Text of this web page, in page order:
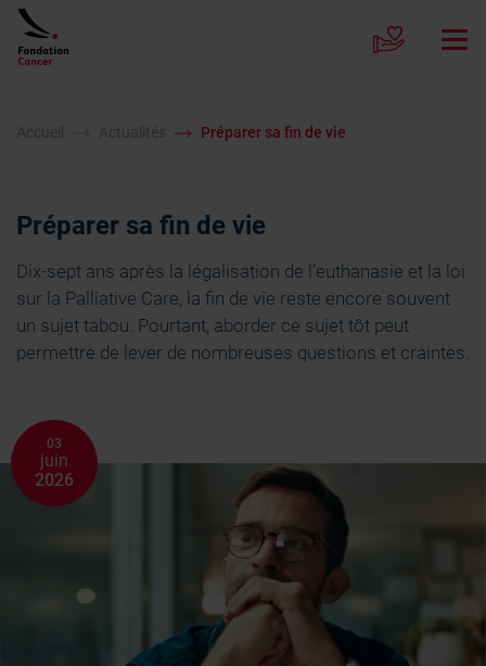
Accueil Actualités Préparer sa fin de vie
Préparer sa fin de vie
Dix-sept ans après la légalisation de l’euthanasie et la loi
sur la Palliative Care, la fin de vie reste encore souvent
un sujet tabou. Pourtant, aborder ce sujet tôt peut
permettre de lever de nombreuses questions et craintes.
03
juin
2026